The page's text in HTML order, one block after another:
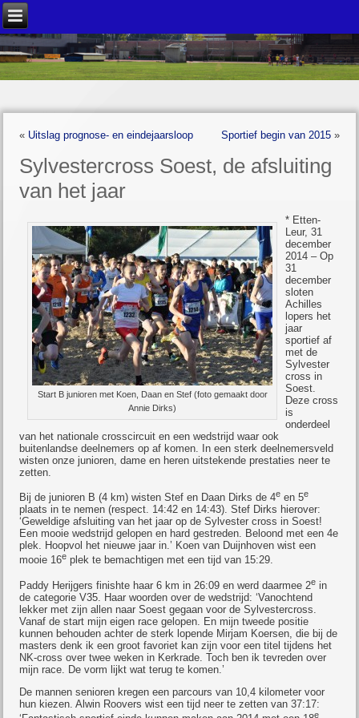
« Uitslag prognose- en eindejaarsloop Sportief begin van 2015»
Sylvestercross Soest, de afsluiting
van het jaar
Start B junioren met Koen, Daan en Stef (foto gemaakt door
Annie Dirks)
* Etten-
Leur, 31
december
2014 – Op
31
december
sloten
Achilles
lopers het
jaar
sportief af
met de
Sylvester
cross in
Soest.
Deze cross
is
onderdeel
van het nationale crosscircuit en een wedstrijd waar ook
buitenlandse deelnemers op af komen. In een sterk deelnemersveld
wisten onze junioren, dame en heren uitstekende prestaties neer te
zetten.
Bij de junioren B (4 km) wisten Stef en Daan Dirks de 4e en 5e
plaats in te nemen (respect. 14:42 en 14:43). Stef Dirks hierover:
‘Geweldige afsluiting van het jaar op de Sylvester cross in Soest!
Een mooie wedstrijd gelopen en hard gestreden. Beloond met een 4e
plek. Hoopvol het nieuwe jaar in.’ Koen van Duijnhoven wist een
mooie 16e plek te bemachtigen met een tijd van 15:29.
Paddy Herijgers finishte haar 6 km in 26:09 en werd daarmee 2e in
de categorie V35. Haar woorden over de wedstrijd: ‘Vanochtend
lekker met zijn allen naar Soest gegaan voor de Sylvestercross.
Vanaf de start mijn eigen race gelopen. En mijn tweede positie
kunnen behouden achter de sterk lopende Mirjam Koersen, die bij de
masters denk ik een groot favoriet kan zijn voor een titel tijdens het
NK-cross over twee weken in Kerkrade. Toch ben ik tevreden over
mijn race. De vorm lijkt wat terug te komen.’
De mannen senioren kregen een parcours van 10,4 kilometer voor
hun kiezen. Alwin Roovers wist een tijd neer te zetten van 37:17:
e